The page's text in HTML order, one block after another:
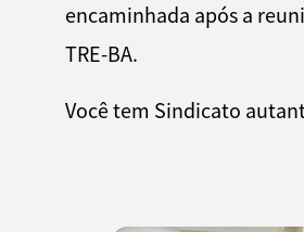
encaminhada após a
TRE-BA.
Você tem Sindicato